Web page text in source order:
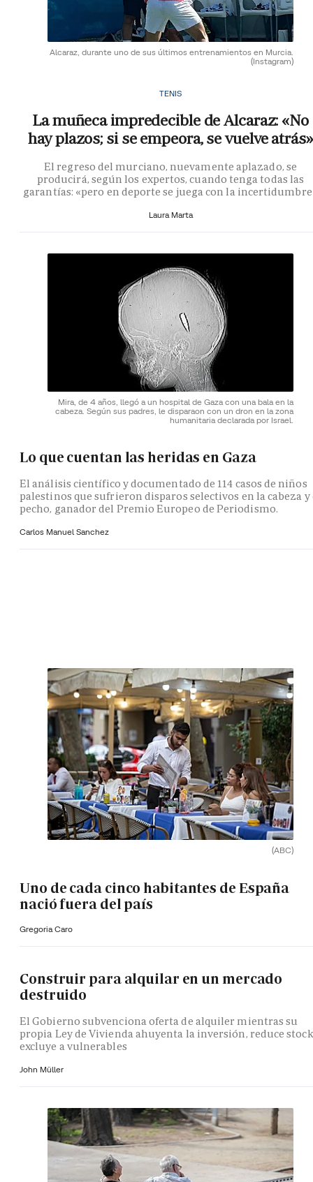
Alcaraz, durante uno de sus últimos entrenamientos en Murcia.
(Instagram)
TENIS
La muñeca impredecible de Alcaraz: «No
hay plazos; si se empeora, se vuelve atrás»
El regreso del murciano, nuevamente aplazado, se
producirá, según los expertos, cuando tenga todas las
garantías: «pero en deporte se juega con la
Laura Marta
Mira, de 4 años, llegó a un hospital de Gaza con una bala en la
cabeza. Según sus padres, le disparaon con un dron en la zona
humanitaria declarada por Israel.
Lo que cuentan las heridas en Gaza
El análisis científico y documentado de 114 casos de niños
palestinos que sufrieron disparos selectivos en la cabeza y
pecho, ganador del Premio Europeo de Periodismo.
Carlos Manuel Sanchez
(ABC)
Uno de cada cinco habitantes de España
nació fuera del país
Gregoria Caro
Construir para alquilar en un mercado
destruido
El Gobierno subvenciona oferta de alquiler mientras su
propia Ley de Vivienda ahuyenta la inversión, reduce
excluye a vulnerables
John Müller